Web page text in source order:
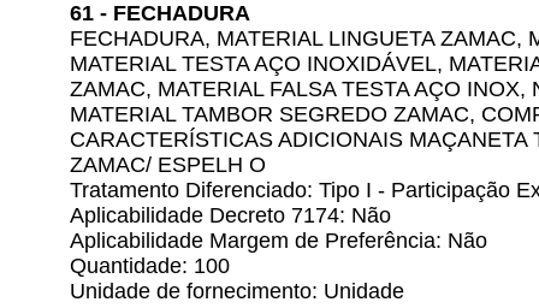
61 - FECHADURA
FECHADURA, MATERIAL LINGUETA ZAMAC,
MATERIAL TESTA AÇO INOXIDÁVEL,
ZAMAC, MATERIAL FALSA TESTA AÇO INOX,
MATERIAL TAMBOR SEGREDO ZAMAC,
CARACTERÍSTICAS ADICIONAIS MAÇANETA
ZAMAC/ ESPELH O
Tratamento Diferenciado: Tipo I - Participação
Aplicabilidade Decreto 7174: Não
Aplicabilidade Margem de Preferência: Não
Quantidade: 100
Unidade de fornecimento: Unidade